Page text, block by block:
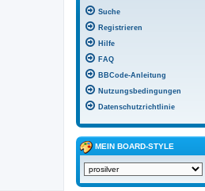
Suche
Registrieren
Hilfe
FAQ
BBCode-Anleitung
Nutzungsbedingungen
Datenschutzrichtlinie
MEIN BOARD-STYLE